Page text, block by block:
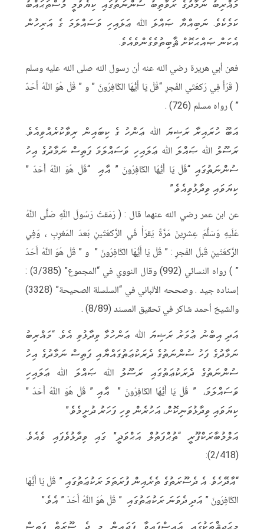
މަޣްރިބު ނަމާދުގެ ރަވާތިބު ސުންނަތުގައި ކިޔެވުމީ މުސްތަޙައްބު
ކަމެކެވެ. ނަބިއްޔާ ޞައްލަ ﷲ ޢަލައިހި ވަސައްލަމަ ގެ އަރިހުން
އެކަން ޞައްޙަކޮށް ޘާބިތުވެގެންވެއެވެ.
فعن أبي هريرة رضي الله عنه أن رسول الله صلى الله عليه وسلم
( قَرَأَ فِي رَكعَتَي الفَجرِ “قُلْ يَا أَيُّهَا الكَافِرُونَ ” و ” قُلْ هُوَ اللَّهُ أَحَدٌ
” ) رواه مسلم (726) .
އަބޫ ހުރައިރާ ރަޟިޔަ ﷲ ޢަންހު ގެ ކިބައިން ރިވާކުރެއްވިއެވެ.
ރަސޫލު ﷲ ޞައްލަ ﷲ ޢަލައިހި ވަސައްލަމަ ފަތިސް ނަމާދުގެ އިހު
ސުންނަތުގައި “قُلْ يَا أَيُّهَا الكَافِرُونَ ” އާއި “قُلْ هُوَ اللَّهُ أَحَدٌ ”
ކިޔަވައި ވިދާޅުވިއެވެ.”
عن ابن عمر رضي الله عنهما قال : ( رَمَقتُ رَسُولَ اللَّهِ صَلَّى اللَّهُ
عَلَيهِ وَسَلَّمَ عِشرِينَ مَرَّةً يَقرَأُ فَي الرَّكعَتَينِ بَعدَ المَغرِبِ ، وَفِي
الرَّكعَتَينِ قَبلَ الفَجرِ : ” قُلْ يَا أَيُّهَا الكَافِرُونَ ” و ” قُلْ هُوَ اللَّهُ أَحَدٌ
” ) رواه النسائي (992) وقال النووي في “المجموع” (3/385) :
إسناده جيد . وصححه الألباني في “السلسلة الصحيحة” (3328)
والشيخ أحمد شاكر في تحقيق المسند (8/89) .
އަދި އިބްނު ޢުމަރު ރަޟިޔަ ﷲ ޢަންހުމާ ވިދާޅުވި އެވެ. “މަޣްރިބު
ނަމާދުގެ ފަހު ސުންނަތުގެ ދެރަކުޢަތުގައްޔާއި ފަތިސް ނަމާދުގެ އިހު
ސުންނަތުގެ ދެރަކުޢަތުގައި ރަސޫލު ﷲ ޞައްލަ ﷲ ޢަލައިހި
ވަސައްލަމަ، ” قُلْ يَا أَيُّهَا الكَافِرُونَ ” އާއި ” قُلْ هُوَ اللَّهُ أَحَدٌ ”
ކިޔަވައި ވިދާޅުވަނިކޮށް، އަހުރެން ވިހި ފަހަރު ދުށީމެވެ.”
އަލްމުބާރަކްފޫރީ “ތުޙްފަތުލް އަޙްވަޛީ” ގައި ވިދާޅުވެފައި ވެއެވެ.
(2/418):
“އާދޭހެވެ. އެ ދެސޫރަތުގެ ތެރެއިން ފުރަތަމަ ރަކުޢަތުގައި ” قُلْ يَا أَيُّهَا
الكَافِرُونَ ” އަދި ދެވަނަ ރަކުޢަތުގައި ” قُلْ هُوَ اللَّهُ أَحَدٌ ” އެވެ.”
މިޙަދީޘްތަކުގައި އައިސްފައިވާ ފަދައިން މި ދެ ސޫރަތް ފަތިސް